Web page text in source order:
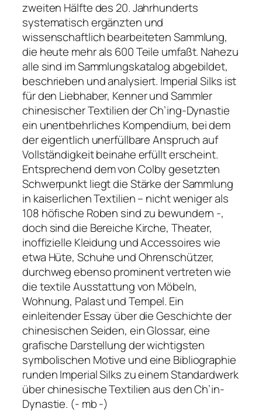
zweiten Hälfte des 20. Jahrhunderts
systematisch ergänzten und
wissenschaftlich bearbeiteten Sammlung,
die heute mehr als 600 Teile umfaßt. Nahezu
alle sind im Sammlungskatalog abgebildet,
beschrieben und analysiert. Imperial Silks ist
für den Liebhaber, Kenner und Sammler
chinesischer Textilien der Ch’ing-Dynastie
ein unentbehrliches Kompendium, bei dem
der eigentlich unerfüllbare Anspruch auf
Vollständigkeit beinahe erfüllt erscheint.
Entsprechend dem von Colby gesetzten
Schwerpunkt liegt die Stärke der Sammlung
in kaiserlichen Textilien – nicht weniger als
108 höfische Roben sind zu bewundern -,
doch sind die Bereiche Kirche, Theater,
inoffizielle Kleidung und Accessoires wie
etwa Hüte, Schuhe und Ohrenschützer,
durchweg ebenso prominent vertreten wie
die textile Ausstattung von Möbeln,
Wohnung, Palast und Tempel. Ein
einleitender Essay über die Geschichte der
chinesischen Seiden, ein Glossar, eine
grafische Darstellung der wichtigsten
symbolischen Motive und eine Bibliographie
runden Imperial Silks zu einem Standardwerk
über chinesische Textilien aus den Ch’in-
Dynastie. (- mb -)